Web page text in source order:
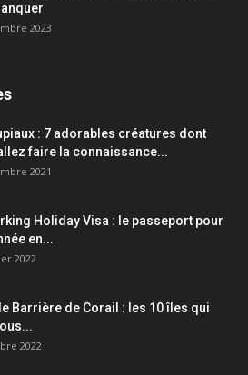
2023
: 7 adorables créatures dont
faire la connaissance...
2021
Holiday Visa : le passeport pour
en...
2022
Barrière de Corail : les 10 îles qui
2022